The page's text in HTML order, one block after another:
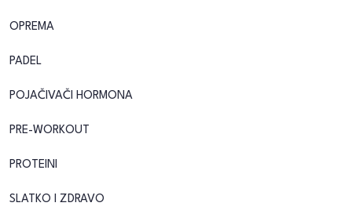
OPREMA
PADEL
POJAČIVAČI HORMONA
PRE-WORKOUT
PROTEINI
SLATKO I ZDRAVO